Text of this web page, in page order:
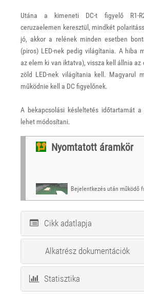
Utána a kimeneti DC-t figyelő R1-
ceruzaelemen keresztül, mindkét
jó, akkor a relének minden esetben
(piros) LED-nek pedig világítania. A hiba
az elem ki van iktatva), vissza kell állnia
zöld LED-nek világítania kell. Magyarul
működnie kell a DC figyelőnek.
A bekapcsolási késleltetés időtartamát a
lehet módosítani.
Nyomtatott áramkör
Bejelentkezés után működő
Cikk adatlapja
Alkatrész dokumentációk
Statisztika